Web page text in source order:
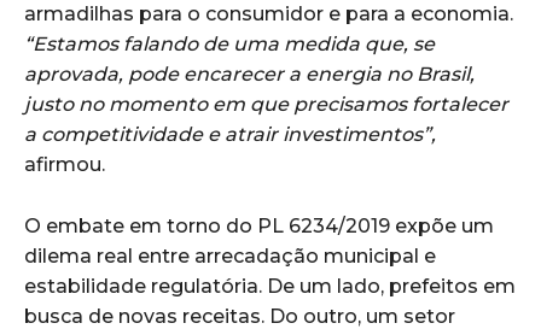
armadilhas para o consumidor e para a economia.
“Estamos falando de uma medida que, se
aprovada, pode encarecer a energia no Brasil,
justo no momento em que precisamos fortalecer
a competitividade e atrair investimentos”,
afirmou.
O embate em torno do PL 6234/2019 expõe um
dilema real entre arrecadação municipal e
estabilidade regulatória. De um lado, prefeitos em
busca de novas receitas. Do outro, um setor